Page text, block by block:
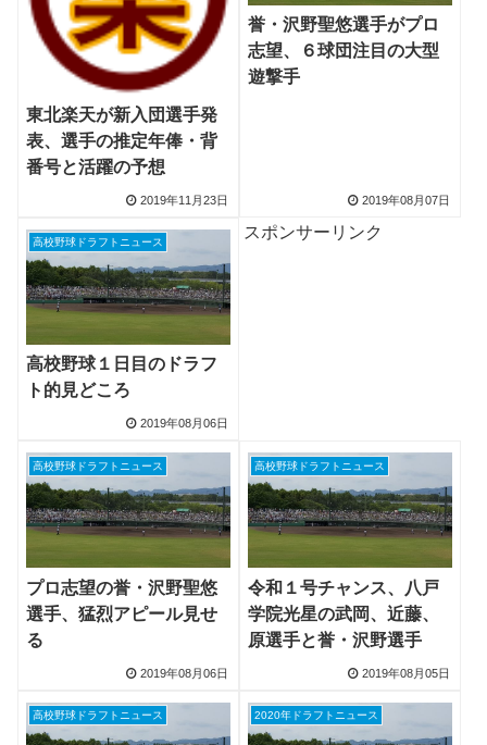
東北楽天が新入団選手発
表、選手の推定年俸・背
番号と活躍の予想
2019年11月23日
誉・沢野聖悠選手がプロ
志望、６球団注目の大型
遊撃手
2019年08月07日
高校野球ドラフトニュース
高校野球１日目のドラフ
ト的見どころ
2019年08月06日
スポンサーリンク
高校野球ドラフトニュース
プロ志望の誉・沢野聖悠
選手、猛烈アピール見せ
る
2019年08月06日
高校野球ドラフトニュース
令和１号チャンス、八戸
学院光星の武岡、近藤、
原選手と誉・沢野選手
2019年08月05日
高校野球ドラフトニュース 2020年ドラフトニュース